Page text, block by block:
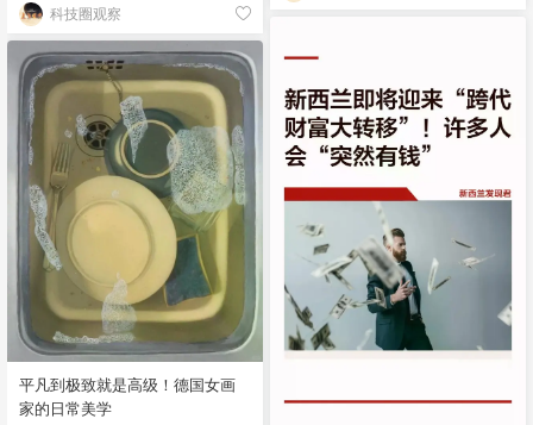
科技圈观察
平凡到极致就是高级！德国女画
家的日常美学